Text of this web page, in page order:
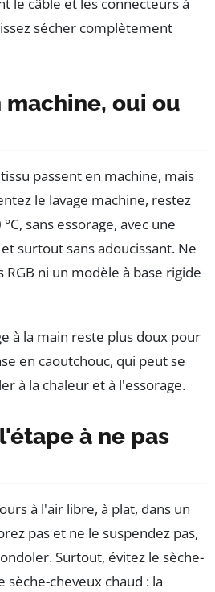
le câble et les connecteurs à
sécher complètement
machine, oui ou
passent en machine, mais
le lavage machine, restez
sans essorage, avec une
surtout sans adoucissant. Ne
ni un modèle à base rigide
à la main reste plus doux pour
en caoutchouc, qui peut se
à la chaleur et à l'essorage.
à ne pas
à l'air libre, à plat, dans un
pas et ne le suspendez pas,
Surtout, évitez le sèche-
sèche-cheveux chaud : la